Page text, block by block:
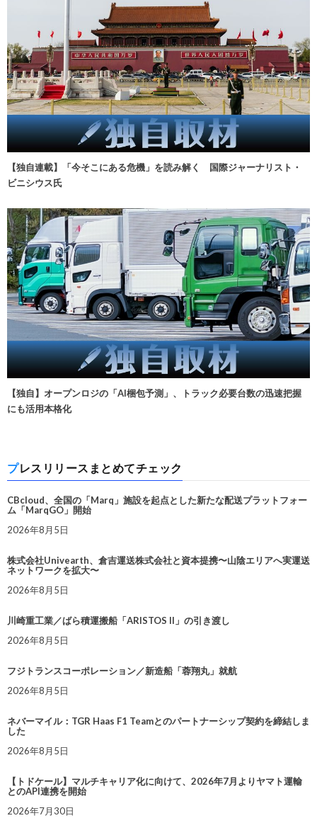
【独自連載】「今そこにある危機」を読み解く 国際ジャーナリスト・
ビニシウス氏
【独自】オープンロジの「AI梱包予測」、トラック必要台数の迅速把握
にも活用本格化
プレスリリースまとめてチェック
CBcloud、全国の「Marq」施設を起点とした新たな配送プラットフォー
ム「MarqGO」開始
2026年8月5日
株式会社Univearth、倉吉運送株式会社と資本提携〜山陰エリアへ実運送
ネットワークを拡大〜
2026年8月5日
川崎重工業／ばら積運搬船「ARISTOS II」の引き渡し
2026年8月5日
フジトランスコーポレーション／新造船「蓉翔丸」就航
2026年8月5日
ネバーマイル：TGR Haas F1 Teamとのパートナーシップ契約を締結しま
した
2026年8月5日
【トドケール】マルチキャリア化に向けて、2026年7月よりヤマト運輸
とのAPI連携を開始
2026年7月30日